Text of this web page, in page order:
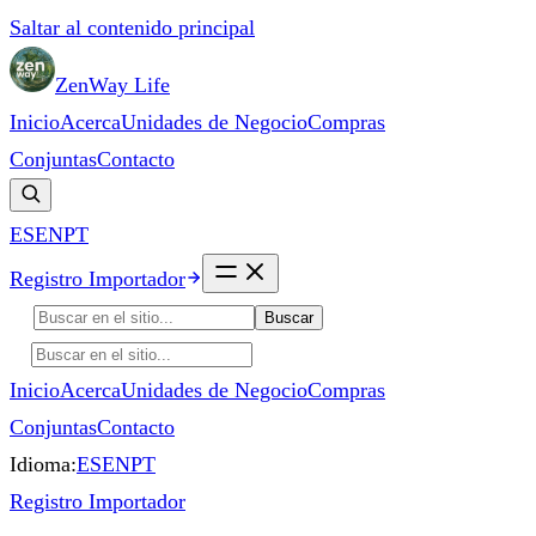
Saltar al contenido principal
ZenWay Life
InicioAcercaUnidades de NegocioCompras
ConjuntasContacto
ESENPT
Registro Importador
Buscar
InicioAcercaUnidades de NegocioCompras
ConjuntasContacto
Idioma:ESENPT
Registro Importador